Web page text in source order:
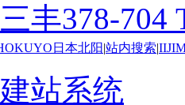
丰378-704
日本北阳 站内搜索
站系统